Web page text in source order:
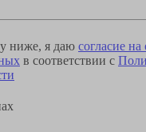
ниже, я даю согласие на
в соответствии с